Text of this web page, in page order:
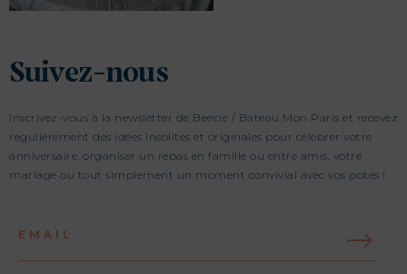
Suivez-nous
Inscrivez-vous à la newsletter de Beecie / Bateau Mon Paris et recevez
régulièrement des idées insolites et originales pour célébrer votre
anniversaire, organiser un repas en famille ou entre amis, votre
mariage ou tout simplement un moment convivial avec vos potes !
EMAIL